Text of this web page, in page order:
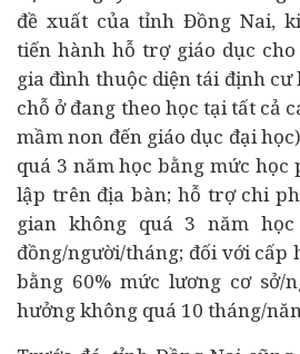
đề xuất của tỉnh Đồng Nai,
tiến hành hỗ trợ giáo dục
gia đình thuộc diện tái định
chỗ ở đang theo học tại tất cả
mầm non đến giáo dục đại
quá 3 năm học bằng mức
lập trên địa bàn; hỗ trợ chi
gian không quá 3 năm
đồng/người/tháng; đối với cấp
bằng 60% mức lương cơ sở/
hưởng không quá 10 tháng/